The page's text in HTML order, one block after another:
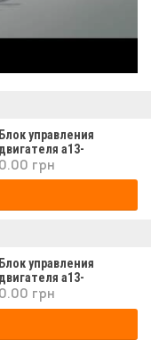
Блок управления
двигателя а13-
3605010на
0.00 грн
Блок управления
двигателя а13-
3605010hа
0.00 грн